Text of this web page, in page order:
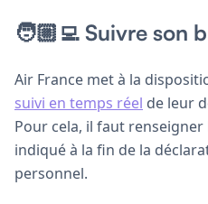
🧑🏼‍💻 Suivre son
Air France met à la
suivi en temps réel de leur
Pour cela, il faut
indiqué à la fin de la
personnel.